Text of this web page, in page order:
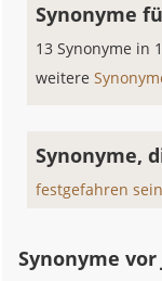
Synonyme
13 Synonyme in
weitere
Synonyme,
festgefahren sein
Synonyme vor